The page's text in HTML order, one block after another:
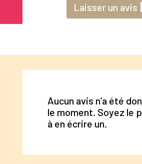
Laisser un avis
Aucun avis n’a été
le moment. Soyez le
à en écrire un.